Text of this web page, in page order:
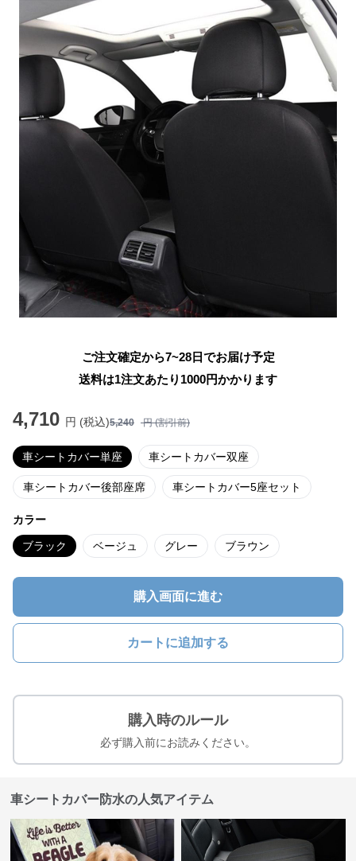
ご注文確定から7~28日でお届け予定
送料は1注文あたり 1000円かかります
4,710 円 (税込)5,240 円 (割引前)
車シートカバー単座 車シートカバー双座
車シートカバー後部座席 車シートカバー5座セット
カラー
ブラック ベージュ グレー ブラウン
購入画面に進む
カートに追加する
購入時のルール
必ず購入前にお読みください。
車シートカバー防水の人気アイテム